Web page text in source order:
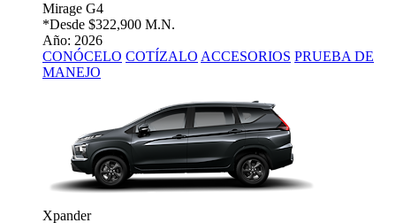
Mirage G4
*Desde $322,900 M.N.
Año: 2026
CONÓCELO COTÍZALO ACCESORIOS PRUEBA DE
MANEJO
Xpander